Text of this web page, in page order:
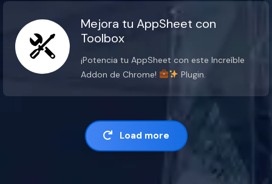
Mejora tu AppSheet con
Toolbox
¡Potencia tu AppSheet con este Increíble
Addon de Chrome!
Plugin.
Load more